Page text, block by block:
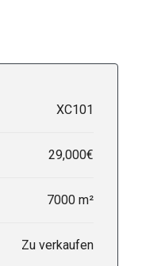
XC101
29,000€
7000 m²
Zu verkaufen